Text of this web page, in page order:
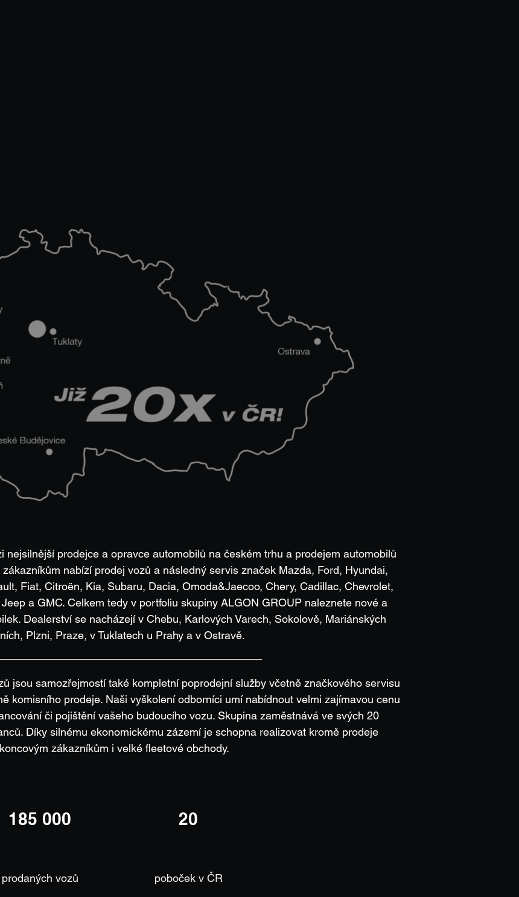
nejsilnější prodejce a opravce automobilů na českém trhu a prodejem automobilů
nabízí prodej vozů a následný servis značek Mazda, Ford, Hyundai,
Fiat, Citroën, Kia, Subaru, Dacia, Omoda&Jaecoo, Chery, Cadillac, Chevrolet,
a GMC. Celkem tedy v portfoliu skupiny ALGON GROUP naleznete nové a
Dealerství se nacházejí v Chebu, Karlových Varech, Sokolově, Mariánských
Plzni, Praze, v Tuklatech u Prahy a v Ostravě.
jsou samozřejmostí také kompletní poprodejní služby včetně značkového servisu
komisního prodeje. Naši vyškolení odborníci umí nabídnout velmi zajímavou cenu
či pojištění vašeho budoucího vozu. Skupina zaměstnává ve svých 20
Díky silnému ekonomickému zázemí je schopna realizovat kromě prodeje
koncovým zákazníkům i velké fleetové obchody.
185 000
prodaných vozů
20
poboček v ČR